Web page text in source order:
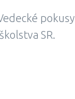
pokusy
SR.